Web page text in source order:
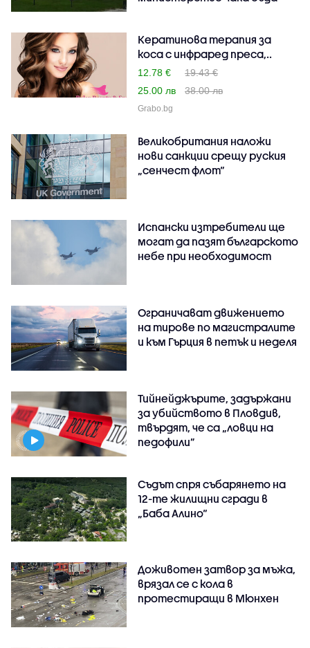
Кератинова терапия за
коса с инфраред преса,..
12.78 €
19.43 €
25.00 лв
38.00 лв
Grabo.bg
Великобритания наложи
нови санкции срещу руския
„сенчест флот“
Испански изтребители ще
могат да пазят българското
небе при необходимост
Ограничават движението
на тирове по магистралите
и към Гърция в петък и неделя
Тийнейджърите, задържани
за убийството в Пловдив,
твърдят, че са „ловци на
педофили”
Съдът спря събарянето на
12-те жилищни сгради в
„Баба Алино“
Доживотен затвор за мъжа,
врязал се с кола в
протестиращи в Мюнхен